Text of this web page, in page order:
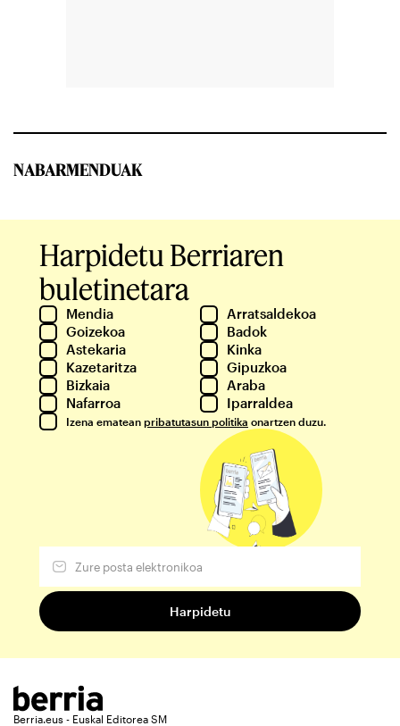
NABARMENDUAK
Harpidetu Berriaren
buletinetara
Mendia
Arratsaldekoa
Goizekoa
Badok
Astekaria
Kinka
Kazetaritza
Gipuzkoa
Bizkaia
Araba
Nafarroa
Iparraldea
Izena ematean pribatutasun politika onartzen duzu.
Berria.eus - Euskal Editorea SM